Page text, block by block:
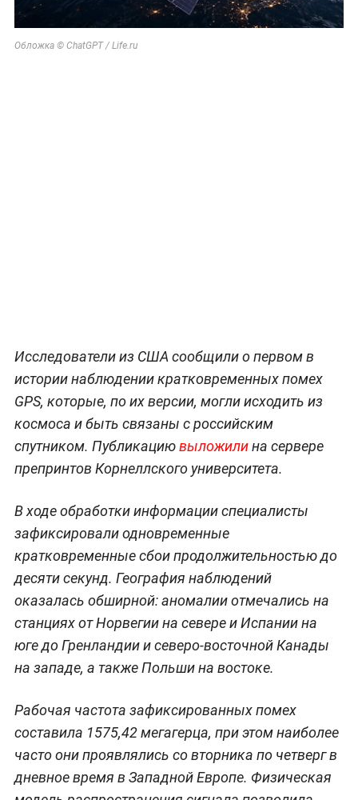
Обложка © ChatGPT / Life.ru
Исследователи из США сообщили о первом в
истории наблюдении кратковременных помех
GPS, которые, по их версии, могли исходить из
космоса и быть связаны с российским
спутником. Публикациювыложилина сервере
препринтов Корнеллского университета.
В ходе обработки информации специалисты
зафиксировали одновременные
кратковременные сбои продолжительностью до
десяти секунд. География наблюдений
оказалась обширной: аномалии отмечались на
станциях от Норвегии на севере и Испании на
юге до Гренландии и северо-восточной Канады
на западе, а также Польши на востоке.
Рабочая частота зафиксированных помех
составила 1575,42 мегагерца, при этом наиболее
часто они проявлялись со вторника по четверг в
дневное время в Западной Европе. Физическая